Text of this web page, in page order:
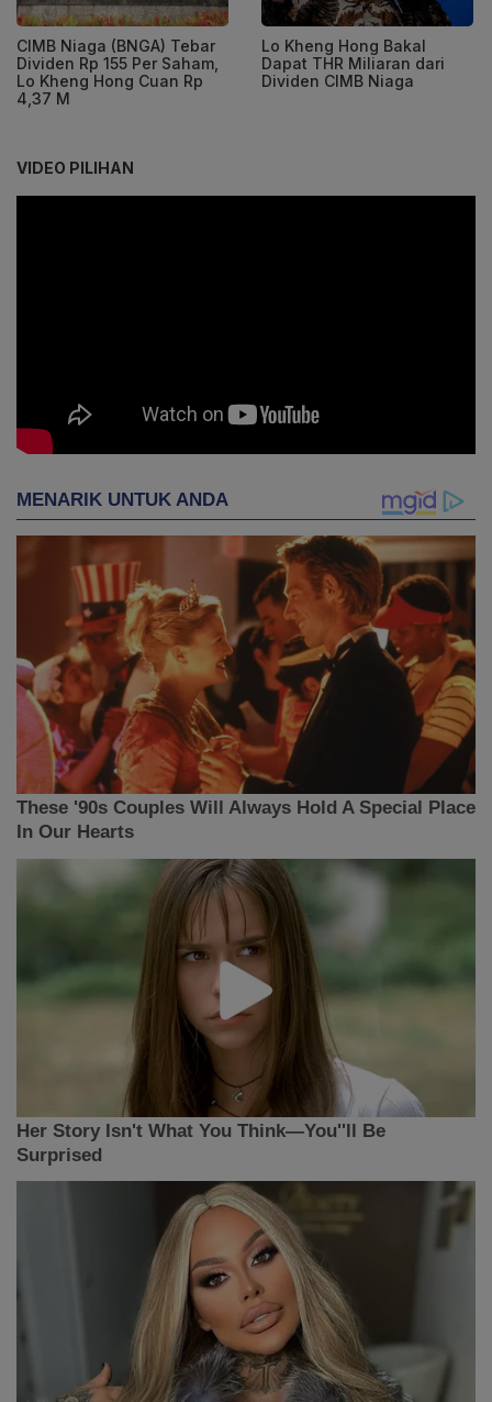
CIMB Niaga (BNGA) Tebar
Dividen Rp 155 Per Saham,
Lo Kheng Hong Cuan Rp
4,37 M
Lo Kheng Hong Bakal
Dapat THR Miliaran dari
Dividen CIMB Niaga
VIDEO PILIHAN